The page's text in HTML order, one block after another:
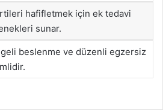
hafifletmek için ek tedavi
sunar.
beslenme ve düzenli egzersiz